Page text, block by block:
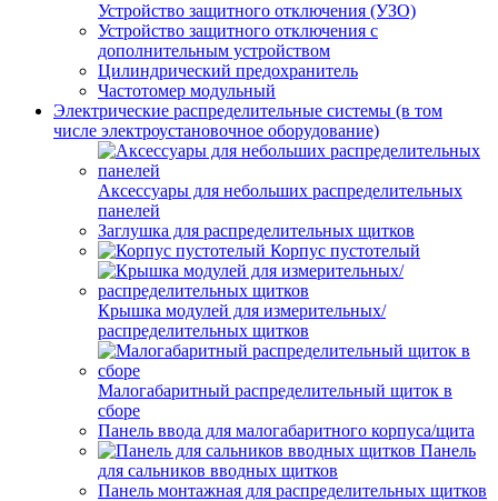
Устройство защитного отключения (УЗО)
Устройство защитного отключения с
дополнительным устройством
Цилиндрический предохранитель
Частотомер модульный
Электрические распределительные системы (в том
числе электроустановочное оборудование)
Аксессуары для небольших распределительных
панелей
Заглушка для распределительных щитков
Корпус пустотелый
Крышка модулей для измерительных/
распределительных щитков
Малогабаритный распределительный щиток в
сборе
Панель ввода для малогабаритного корпуса/щита
Панель
для сальников вводных щитков
Панель монтажная для распределительных щитков